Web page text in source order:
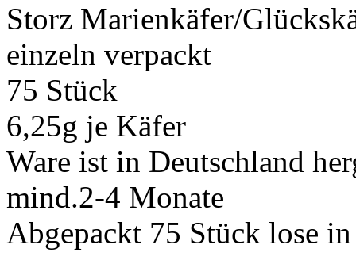
Storz Marienkäfer/
einzeln verpackt
75 Stück
6,25g je Käfer
Ware ist in Deutschland
mind.2-4 Monate
Abgepackt 75 Stück lose